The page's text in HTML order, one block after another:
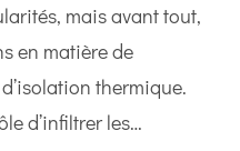
mais avant tout,
en matière de
thermique.
d’infiltrer les…